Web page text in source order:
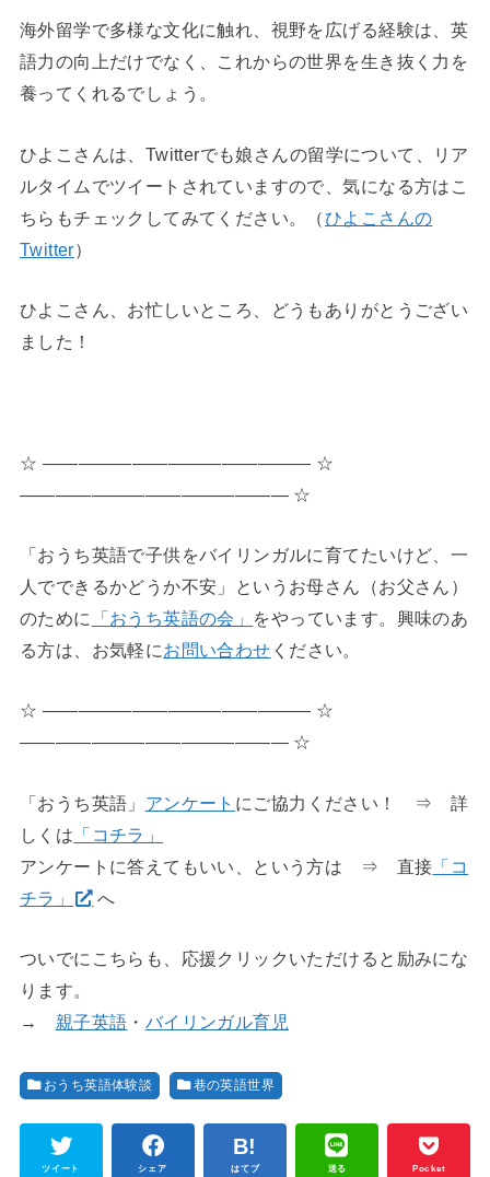
海外留学で多様な文化に触れ、視野を広げる経験は、英
語力の向上だけでなく、これからの世界を生き抜く力を
養ってくれるでしょう。
ひよこさんは、Twitterでも娘さんの留学について、リア
ルタイムでツイートされていますので、気になる方はこ
ちらもチェックしてみてください。（ひよこさんの
Twitter）
ひよこさん、お忙しいところ、どうもありがとうござい
ました！
☆ ――――――――――――――― ☆
――――――――――――――― ☆
「おうち英語で子供をバイリンガルに育てたいけど、一
人でできるかどうか不安」というお母さん（お父さん）
のために
「おうち英語の会」 をやっています。興味のあ
る方は、お気軽にお問い合わせ ください。
☆ ――――――――――――――― ☆
――――――――――――――― ☆
「おうち英語」 アンケート にご協力ください！ ⇒ 詳
しくは 「コチラ」
アンケートに答えてもいい、という方は ⇒ 直接 「コ
チラ」
へ
ついでにこちらも、応援クリックいただけると励みにな
ります。
→ 親子英語 ・ バイリンガル育児
おうち英語体験談 巷の英語世界
ツイート シェア はてブ 送る Pocket